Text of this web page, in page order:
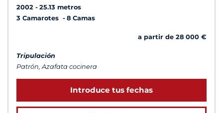
2002
25.13 metros
3 Camarotes
8 Camas
a partir de 28 000 €
Tripulación
Patrón, Azafata cocinera
Introduce tus fechas